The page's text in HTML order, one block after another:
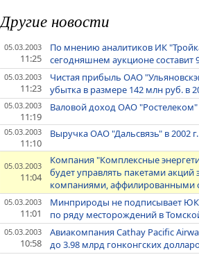
Другие новости
05.03.2003
11:25
По мнению аналитиков ИК
сегодняшнем аукционе составит
05.03.2003
11:23
Чистая прибыль ОАО
убытка в размере 142 млн руб. в
05.03.2003
11:19
Валовой доход ОАО "Ростелеком"
05.03.2003
11:10
Выручка ОАО "Дальсвязь" в 2002
05.03.2003
11:04
Компания "Комплексные
будет управлять пакетами
компаниями, аффилированными
05.03.2003
11:01
Минприроды не подписывает
по ряду месторождений в
05.03.2003
10:58
Авиакомпания Cathay Pacific
до 3.98 млрд гонконгских